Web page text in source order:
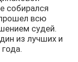
собирался
всю
судей.
из лучших и